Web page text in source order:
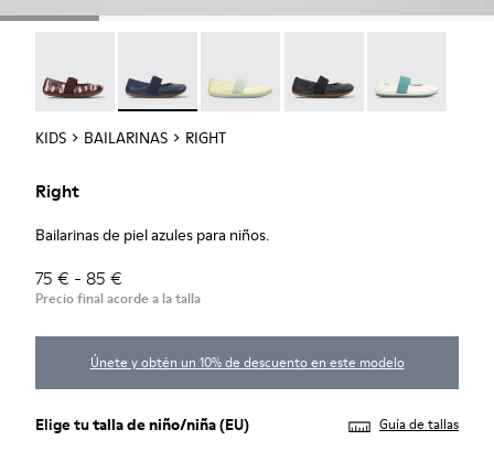
KIDS BAILARINAS RIGHT
Right
Bailarinas de piel azules para niños.
75 € - 85 €
Precio final acorde a la talla
Únete y obtén un 10% de descuento en este modelo
Elige tutalla de niño/niña(EU) Guía de tallas